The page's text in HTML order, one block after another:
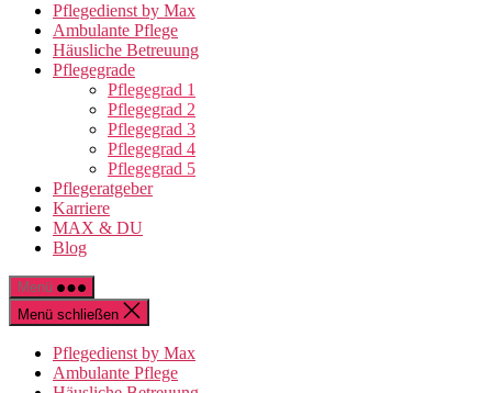
Pflegedienst by Max
Ambulante Pflege
Häusliche Betreuung
Pflegegrade
Pflegegrad 1
Pflegegrad 2
Pflegegrad 3
Pflegegrad 4
Pflegegrad 5
Pflegeratgeber
Karriere
MAX & DU
Blog
Menü
Menü schließen
Pflegedienst by Max
Ambulante Pflege